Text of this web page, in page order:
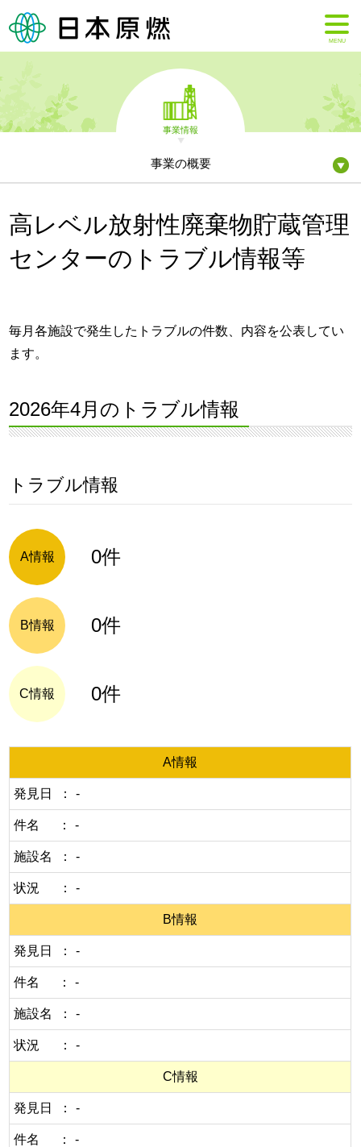
MENU
事業情報
事業の概要
高レベル放射性廃棄物貯蔵管理
センターのトラブル情報等
毎月各施設で発生したトラブルの件数、内容を公表してい
ます。
2026年4月のトラブル情報
トラブル情報
A情報 0件
B情報 0件
C情報 0件
A情報
発見日 -
件名 -
施設名 -
状況 -
B情報
発見日 -
件名 -
施設名 -
状況 -
C情報
発見日 -
件名 -